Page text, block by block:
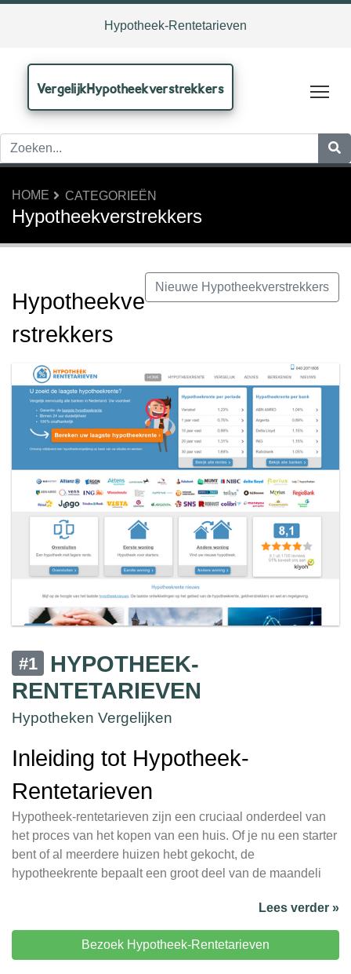
Hypotheek-Rentetarieven
VergelijkHypotheekverstrekkers
HOME CATEGORIEËN
Hypotheekverstrekkers
Nieuwe Hypotheekverstrekkers
Hypotheekve
rstrekkers
#1
HYPOTHEEK-
RENTETARIEVEN
Hypotheken Vergelijken
Inleiding tot Hypotheek-
Rentetarieven
Hypotheek-rentetarieven zijn een cruciaal onderdeel van
het proces van het kopen van een huis. Of je nu een starter
bent of al meerdere huizen hebt gekocht, de
hypotheekrente bepaalt een groot deel van de maandeli
Lees verder »
Bezoek Hypotheek-Rentetarieven